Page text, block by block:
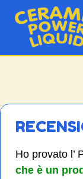
Ho provato l’
che è un